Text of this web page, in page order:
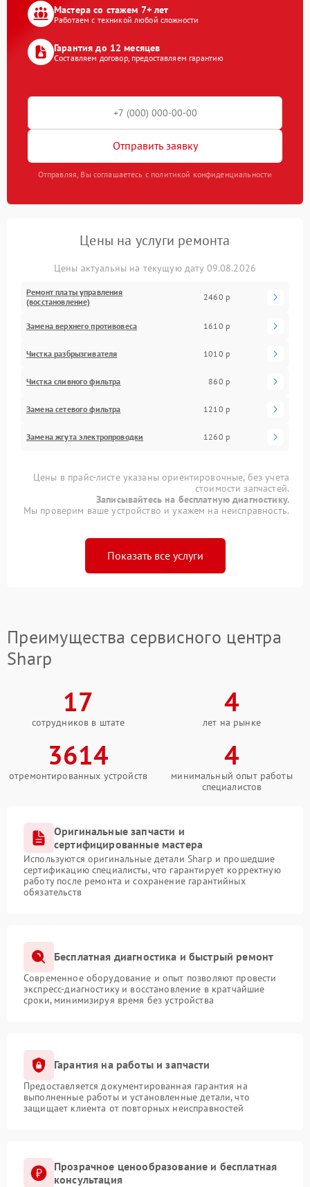
Мастера со стажем 7+ лет
Работаем с техникой любой сложности
Гарантия до 12 месяцев
Составляем договор, предоставляем гарантию
Отправить заявку
Отправляя, Вы соглашаетесь с политикой конфиденциальности
Цены на услуги ремонта
Цены актуальны на текущую дату 09.08.2026
Ремонт платы управления
(восстановление)
2460 р
Замена верхнего противовеса 1610 р
Чистка разбрызгивателя 1010 р
Чистка сливного фильтра 860 р
Замена сетевого фильтра 1210 р
Замена жгута электропроводки 1260 р
Цены в прайс-листе указаны ориентировочные, без учета
стоимости запчастей.
Записывайтесь на бесплатную диагностику.
Мы проверим ваше устройство и укажем на неисправность.
Показать все услуги
Преимущества сервисного центра
Sharp
17
сотрудников в штате
4
лет на рынке
3614
отремонтированных устройств
4
минимальный опыт работы
специалистов
Оригинальные запчасти и
сертифицированные мастера
Используются оригинальные детали Sharp и прошедшие
сертификацию специалисты, что гарантирует корректную
работу после ремонта и сохранение гарантийных
обязательств
Бесплатная диагностика и быстрый ремонт
Современное оборудование и опыт позволяют провести
экспресс-диагностику и восстановление в кратчайшие
сроки, минимизируя время без устройства
Гарантия на работы и запчасти
Предоставляется документированная гарантия на
выполненные работы и установленные детали, что
защищает клиента от повторных неисправностей
Прозрачное ценообразование и бесплатная
консультация